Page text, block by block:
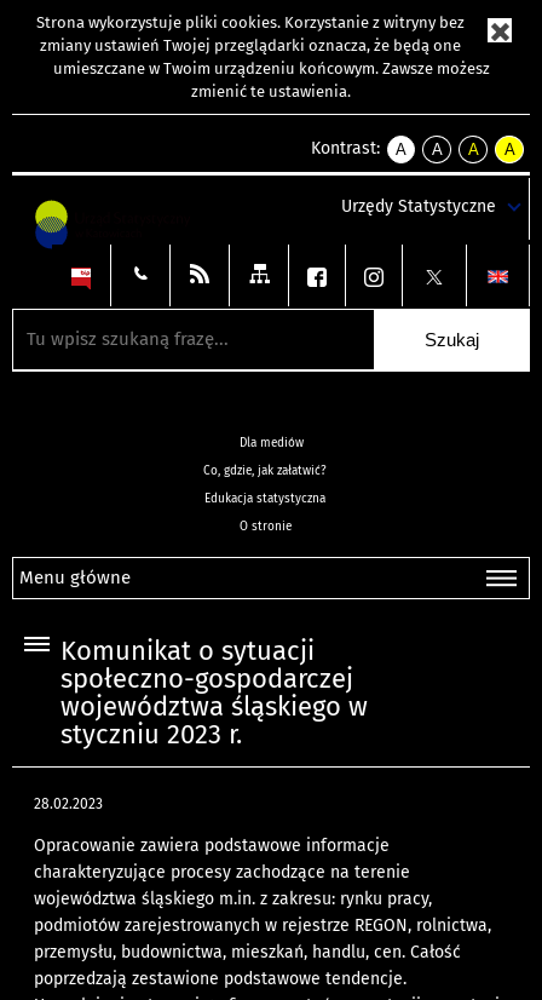
Strona wykorzystuje pliki cookies. Korzystanie z witryny bez
zmiany ustawień Twojej przeglądarki oznacza, że będą one
umieszczane w Twoim urządzeniu końcowym. Zawsze możesz
zmienić te ustawienia.
Kontrast:
A
kontrast
A
kontrast
tekst
czarnym
A
kontrast
tekst
czarnym
A
tekst
żółtym
Urzędy Statystyczne
Dla mediów
Co, gdzie, jak załatwić?
Edukacja statystyczna
O stronie
Menu główne
Komunikat o sytuacji
społeczno-gospodarczej
województwa śląskiego w
styczniu 2023 r.
28.02.2023
Opracowanie zawiera podstawowe informacje
charakteryzujące procesy zachodzące na terenie
województwa śląskiego m.in. z zakresu: rynku pracy,
podmiotów zarejestrowanych w rejestrze REGON, rolnictwa,
przemysłu, budownictwa, mieszkań, handlu, cen. Całość
poprzedzają zestawione podstawowe tendencje.